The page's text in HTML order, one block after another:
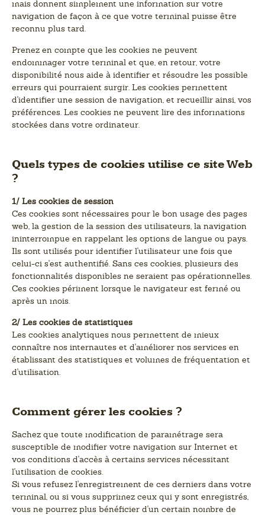
mais donnent simplement une information sur votre
navigation de façon à ce que votre terminal puisse être
reconnu plus tard.
Prenez en compte que les cookies ne peuvent
endommager votre terminal et que, en retour, votre
disponibilité nous aide à identifier et résoudre les possible
erreurs qui pourraient surgir. Les cookies permettent
d'identifier une session de navigation, et recueillir ainsi, vos
préférences. Les cookies ne peuvent lire des informations
stockées dans votre ordinateur.
Quels types de cookies utilise ce site Web
?
1/ Les cookies de session
Ces cookies sont nécessaires pour le bon usage des pages
web, la gestion de la session des utilisateurs, la navigation
ininterrompue en rappelant les options de langue ou pays.
Ils sont utilisés pour identifier l'utilisateur une fois que
celui-ci s'est authentifié. Sans ces cookies, plusieurs des
fonctionnalités disponibles ne seraient pas opérationnelles.
Ces cookies périment lorsque le navigateur est fermé ou
après un mois.
2/ Les cookies de statistiques
Les cookies analytiques nous permettent de mieux
connaître nos internautes et d'améliorer nos services en
établissant des statistiques et volumes de fréquentation et
d'utilisation.
Comment gérer les cookies ?
Sachez que toute modification de paramétrage sera
susceptible de modifier votre navigation sur Internet et
vos conditions d'accès à certains services nécessitant
l'utilisation de cookies.
Si vous refusez l'enregistrement de ces derniers dans votre
terminal, ou si vous supprimez ceux qui y sont enregistrés,
vous ne pourrez plus bénéficier d'un certain nombre de